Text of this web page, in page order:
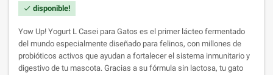
check disponible!
Yow Up! Yogurt L Casei para Gatos es el primer lácteo fermentado
del mundo especialmente diseñado para felinos, con millones de
probióticos activos que ayudan a fortalecer el sistema inmunitario y
digestivo de tu mascota. Gracias a su fórmula sin lactosa, tu gato